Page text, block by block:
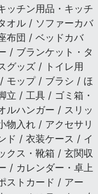
ッチン用品・キッチ
オル / ソファーカバ
布団 / ベッドカバ
/ ブランケット・タ
グッズ / トイレ用
モップ / ブラシ / ほ
立 / 工具 / ゴミ箱・
ルハンガー / スリッ
物入れ / アクセサリ
ド / 衣装ケース / イ
クス・靴箱 / 玄関収
/ カレンダー・卓上
ストカード / アー